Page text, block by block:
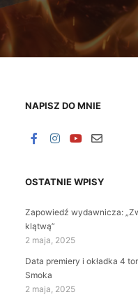
NAPISZ DO MNIE
OSTATNIE WPISY
Zapowiedź wydawnicza:
klątwą”
2 maja, 2025
Data premiery i okładka 4
Smoka
2 maja, 2025